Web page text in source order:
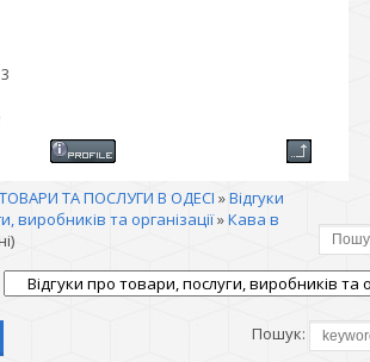
ТОВАРИ ТА ПОСЛУГИ В ОДЕСІ »Відгуки
виробників та організації»Кава в
Пошук: